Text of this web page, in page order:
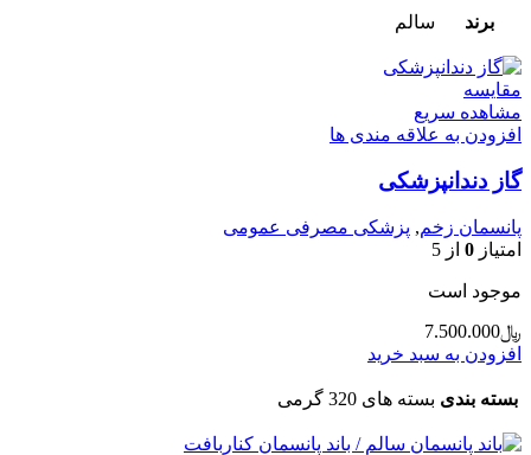
برند سالم
مقایسه
مشاهده سریع
افزودن به علاقه مندی ها
گاز دندانپزشکی
پانسمان زخم, پزشکی مصرفی عمومی
امتیاز 0 از 5
موجود است
﷼7.500.000
افزودن به سبد خرید
بسته بندی بسته های 320 گرمی